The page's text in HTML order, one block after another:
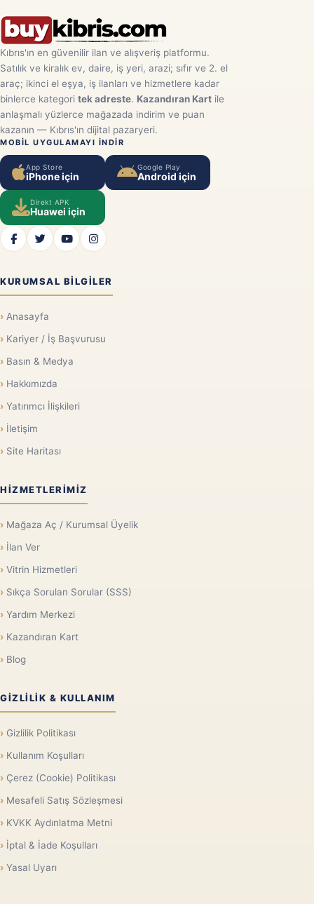
Kıbrıs'ın en güvenilir ilan ve alışveriş platformu.
Satılık ve kiralık ev, daire, iş yeri, arazi; sıfır ve 2. el
araç; ikinci el eşya, iş ilanları ve hizmetlere kadar
binlerce kategori tek adreste. Kazandıran Kart ile
anlaşmalı yüzlerce mağazada indirim ve puan
kazanın — Kıbrıs'ın dijital pazaryeri.
MOBIL UYGULAMAYI INDIR
App Store
iPhone için
Google Play
Android için
Direkt APK
Huawei için
KURUMSAL BILGILER
Anasayfa
Kariyer / İş Başvurusu
Basın & Medya
Hakkımızda
Yatırımcı İlişkileri
İletişim
Site Haritası
HIZMETLERIMIZ
Mağaza Aç / Kurumsal Üyelik
İlan Ver
Vitrin Hizmetleri
Sıkça Sorulan Sorular (SSS)
Yardım Merkezi
Kazandıran Kart
Blog
GIZLILIK & KULLANIM
Gizlilik Politikası
Kullanım Koşulları
Çerez (Cookie) Politikası
Mesafeli Satış Sözleşmesi
KVKK Aydınlatma Metni
İptal & İade Koşulları
Yasal Uyarı